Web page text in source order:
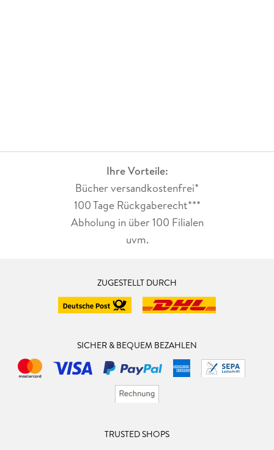
Ihre Vorteile:
Bücher versandkostenfrei*
100 Tage Rückgaberecht***
Abholung in über 100 Filialen
uvm.
ZUGESTELLT DURCH
SICHER & BEQUEM BEZAHLEN
TRUSTED SHOPS